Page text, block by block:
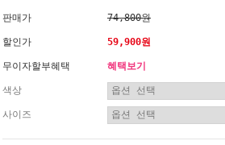
판매가 74,800원
할인가 59,900원
무이자할부혜택 혜택보기
색상
사이즈